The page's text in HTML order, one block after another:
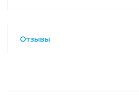
Отзывы